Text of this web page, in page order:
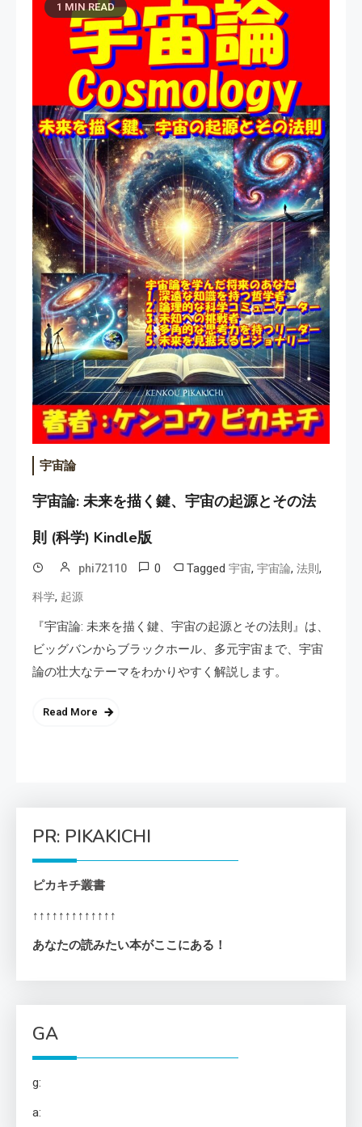
1 MIN READ
宇宙論
宇宙論: 未来を描く鍵、宇宙の起源とその法
則 (科学) Kindle版
phi72110 0 Tagged 宇宙, 宇宙論, 法則 ,
科学, 起源
『宇宙論: 未来を描く鍵、宇宙の起源とその法則』は、
ビッグバンからブラックホール、多元宇宙まで、宇宙
論の壮大なテーマをわかりやすく解説します。
Read More
PR: PIKAKICHI
ピカキチ叢書
↑↑↑↑↑↑↑↑↑↑↑↑↑
あなたの読みたい本がここにある！
GA
g:
a: